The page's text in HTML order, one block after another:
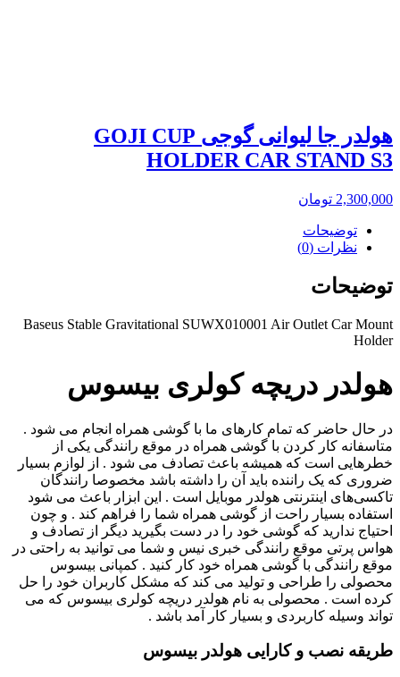
هولدر جا لیوانی گوجی GOJI CUP
HOLDER CAR STAND S3
2,300,000 تومان
توضیحات
نظرات (0)
توضیحات
Baseus Stable Gravitational SUWX010001 Air Outlet Car Mount
Holder
هولدر دریچه کولری بیسوس
در حال حاضر که تمام کارهای ما با گوشی همراه انجام می شود .
متاسفانه کار کردن با گوشی همراه در موقع رانندگی یکی از
خطرهایی است که همیشه باعث تصادف می شود . از لوازم بسیار
ضروری که یک راننده باید آن را داشته باشد مخصوصا رانندگان
تاکسی‌های اینترنتی هولدر موبایل است . این ابزار باعث می شود
استفاده بسیار راحت از گوشی همراه شما را فراهم کند . و چون
احتیاج ندارید که گوشی خود را در دست بگیرید دیگر از تصادف و
هواس پرتی موقع رانندگی خبری نیس و شما می توانید به راحتی در
موقع رانندگی با گوشی همراه خود کار کنید . کمپانی بیسوس
محصولی را طراحی و تولید می کند که مشکل کاربران خود را حل
کرده است . محصولی به نام هولدر دریچه کولری بیسوس که می
تواند وسیله کاربردی و بسیار کار آمد باشد .
طریقه نصب و کارایی هولدر بیسوس